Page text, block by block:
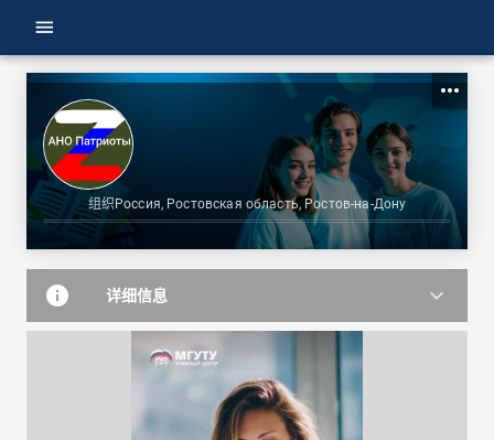
menu
more_horiz
组织 Россия, Ростовская область, Ростов-на-Дону
info 详细信息 keyboard_arrow_down